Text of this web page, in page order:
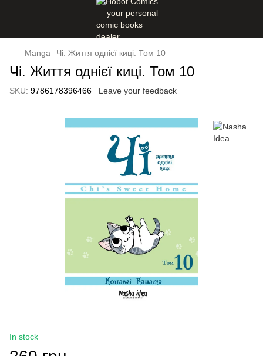
Manga Чі. Життя однієї киці. Том 10
Чі. Життя однієї киці. Том 10
SKU: 9786178396466 Leave your feedback
In stock